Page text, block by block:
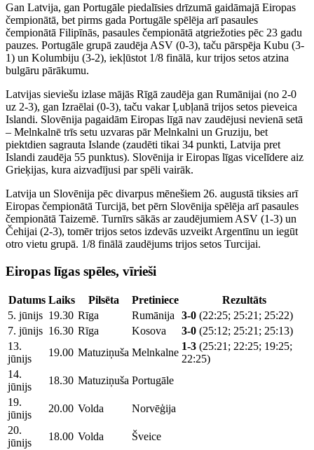
Gan Latvija, gan Portugāle piedalīsies drīzumā gaidāmajā Eiropas
čempionātā, bet pirms gada Portugāle spēlēja arī pasaules
čempionātā Filipīnās, pasaules čempionātā atgriežoties pēc 23 gadu
pauzes. Portugāle grupā zaudēja ASV (0-3), taču pārspēja Kubu (3-
1) un Kolumbiju (3-2), iekļūstot 1/8 finālā, kur trijos setos atzina
bulgāru pārākumu.
Latvijas sieviešu izlase mājās Rīgā zaudēja gan Rumānijai (no 2-0
uz 2-3), gan Izraēlai (0-3), taču vakar Ļubļanā trijos setos pieveica
Islandi. Slovēnija pagaidām Eiropas līgā nav zaudējusi nevienā setā
– Melnkalnē trīs setu uzvaras pār Melnkalni un Gruziju, bet
piektdien sagrauta Islande (zaudēti tikai 34 punkti, Latvija pret
Islandi zaudēja 55 punktus). Slovēnija ir Eiropas līgas vicelīdere aiz
Grieķijas, kura aizvadījusi par spēli vairāk.
Latvija un Slovēnija pēc divarpus mēnešiem 26. augustā tiksies arī
Eiropas čempionātā Turcijā, bet pērn Slovēnija spēlēja arī pasaules
čempionātā Taizemē. Turnīrs sākās ar zaudējumiem ASV (1-3) un
Čehijai (2-3), tomēr trijos setos izdevās uzveikt Argentīnu un iegūt
otro vietu grupā. 1/8 finālā zaudējums trijos setos Turcijai.
Eiropas līgas spēles, vīrieši
Datums Laiks Pilsēta Pretiniece
Rezultāts
5. jūnijs 19.30 Rīga Rumānija 3-0 (22:25; 25:21; 25:22)
7. jūnijs 16.30 Rīga Kosova 3-0 (25:12; 25:21; 25:13)
13.
jūnijs
19.00 Matuziņuša Melnkalne
1-3 (25:21; 22:25; 19:25;
22:25)
14.
jūnijs
18.30 Matuziņuša Portugāle
19.
jūnijs
20.00 Volda
Norvēģija
20.
jūnijs
18.00 Volda Šveice